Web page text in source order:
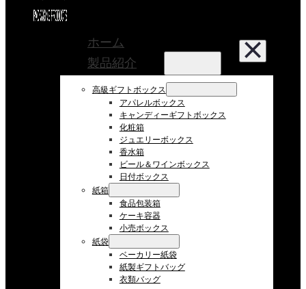
ホーム
製品紹介
高級ギフトボックス
アパレルボックス
キャンディーギフトボックス
化粧箱
ジュエリーボックス
香水箱
ビール＆ワインボックス
日付ボックス
紙箱
食品包装箱
ケーキ容器
小売ボックス
紙袋
ベーカリー紙袋
紙製ギフトバッグ
衣類バッグ